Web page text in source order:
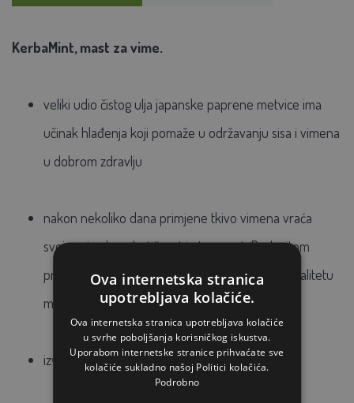
KerbaMint, mast za vime.
veliki udio čistog ulja japanske paprene metvice ima
učinak hlađenja koji pomaže u održavanju sisa i vimena
u dobrom zdravlju
nakon nekoliko dana primjene tkivo vimena vraća
svoju prirodnu elastičnost i otpornost. Redovitom
primjenom održava zdravo vime i poboljšava kvalitetu
mlijeka
izvrstan je i za masažu zglobova, mišića i tetiva
Ova internetska stranica
upotrebljava kolačiće.
Ova internetska stranica upotrebljava kolačiće
u svrhe poboljšanja korisničkog iskustva.
Uporabom internetske stranice prihvaćate sve
kolačiće sukladno našoj Politici kolačića.
Podrobno